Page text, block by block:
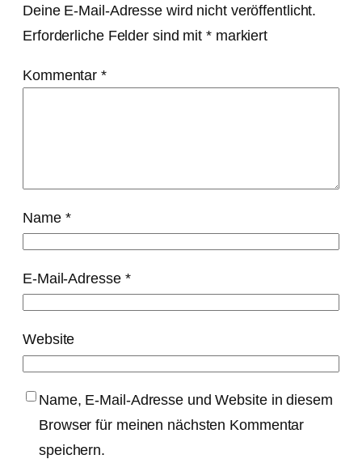
Deine E-Mail-Adresse wird nicht veröffentlicht.
Erforderliche Felder sind mit *markiert
Kommentar*
Name *
E-Mail-Adresse *
Website
Name, E-Mail-Adresse und Website in diesem
Browser für meinen nächsten Kommentar
speichern.